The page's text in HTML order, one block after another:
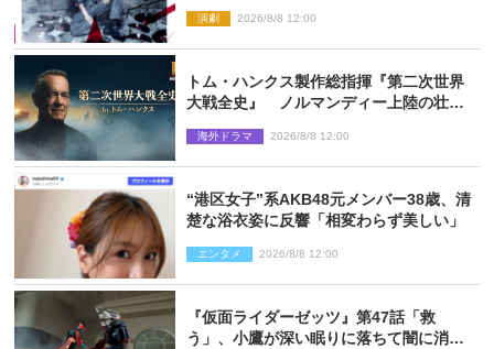
演劇 2026/8/8 12:00
トム・ハンクス製作総指揮『第二次世界
大戦全史』 ノルマンディー上陸の壮絶
海外ドラマ 2026/8/8 12:00
“港区女子”系AKB48元メンバー38歳、清
楚な浴衣姿に反響「相変わらず美しい」
エンタメ 2026/8/8 12:00
『仮面ライダーゼッツ』第47話「救
う」、小鷹が深い眠りに落ちて闇に消え